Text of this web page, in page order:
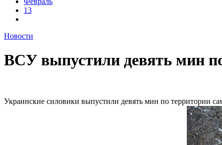
13
Новости
ВСУ выпустили девять мин
Украинские силовики выпустили девять мин по территории